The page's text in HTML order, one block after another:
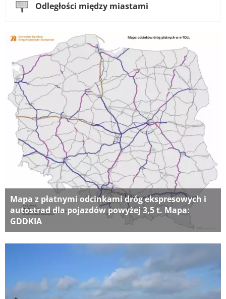
Odległości między miastami
Mapa z płatnymi odcinkami dróg ekspresowych i
autostrad dla pojazdów powyżej 3,5 t. Mapa:
GDDKIA